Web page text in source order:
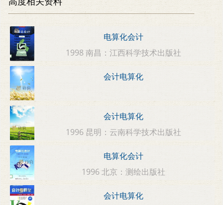
电算化会计
1998 南昌：江西科学技术出版社
会计电算化
会计电算化
1996 昆明：云南科学技术出版社
电算化会计
1996 北京：测绘出版社
会计电算化